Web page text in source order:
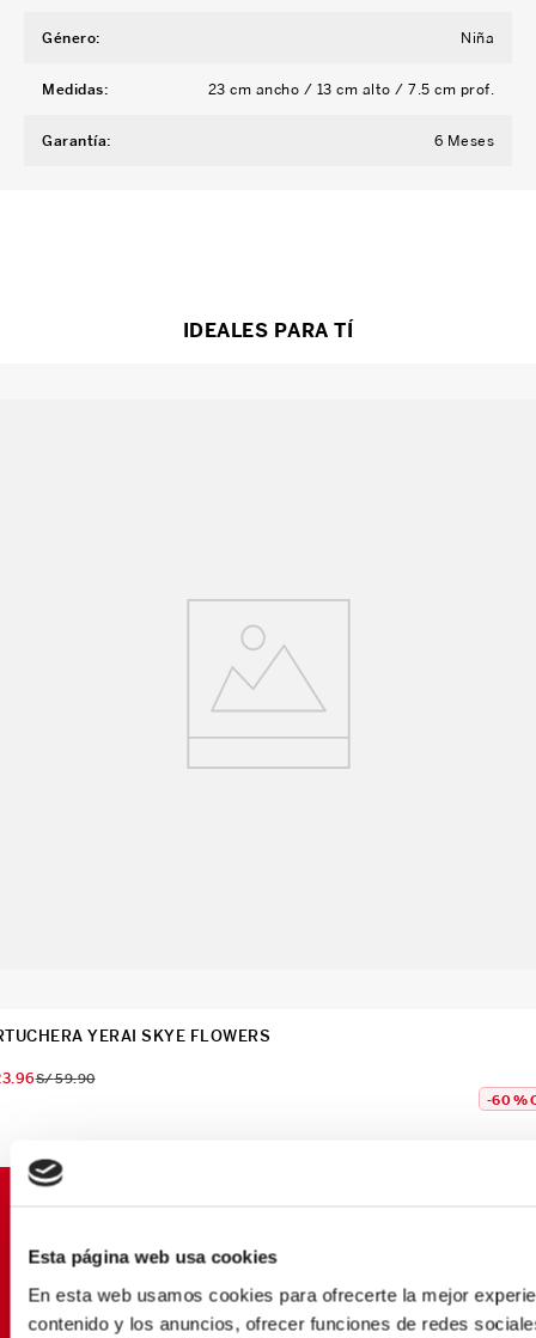
Esta página web usa cookies
En esta web usamos cookies para ofrecerte la mejor
contenido y los anuncios, ofrecer funciones de redes
Género: Niña
Medidas: 23 cm ancho / 13 cm alto / 7.5 cm prof.
Garantía: 6 Meses
IDEALES PARA TÍ
YERAI SKYE FLOWERS
.96S/59.90
-60 %
PROMOCIONES EXCLUSIVAS
Déjanos tu email y seras el primero en enterarte de
nuestras Ofertas